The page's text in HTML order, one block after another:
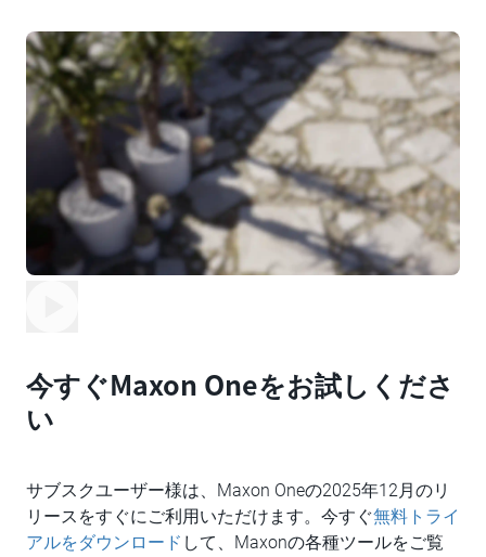
今すぐMaxon Oneをお試しくださ
い
サブスクユーザー様は、Maxon Oneの2025年12月のリ
リースをすぐにご利用いただけます。今すぐ無料トライ
アルをダウンロード して、Maxonの各種ツールをご覧